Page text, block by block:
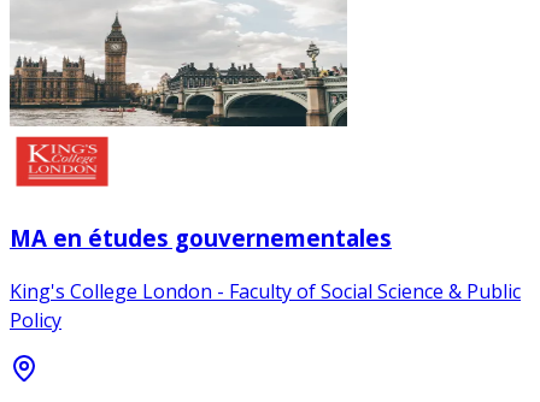
MA en études gouvernementales
King's College London - Faculty of Social Science & Public
Policy